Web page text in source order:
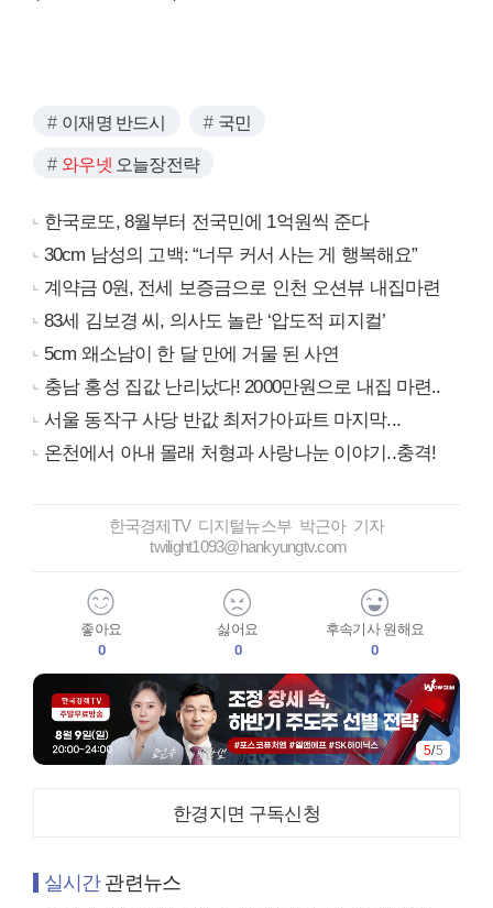
이재명 반드시 국민
와우넷 오늘장전략
한국로또, 8월부터 전국민에 1억원씩 준다
30cm 남성의 고백: “너무 커서 사는 게 행복해요”
계약금 0원, 전세 보증금으로 인천 오션뷰 내집마련
83세 김보경 씨, 의사도 놀란 ‘압도적 피지컬’
5cm 왜소남이 한 달 만에 거물 된 사연
충남 홍성 집값 난리났다! 2000만원으로 내집 마련..
서울 동작구 사당 반값 최저가아파트 마지막...
온천에서 아내 몰래 처형과 사랑나눈 이야기..충격!
한국경제TV 디지털뉴스부 박근아 기자
twilight1093@hankyungtv.com
좋아요
0
싫어요
0
후속기사 원해요
0
5/5
한경지면 구독신청
실시간관련뉴스